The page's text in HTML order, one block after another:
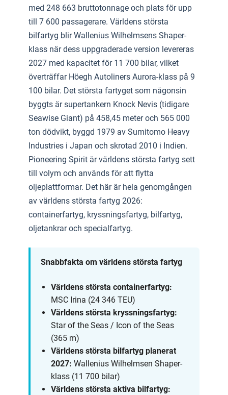
med 248 663 bruttotonnage och plats för upp
till 7 600 passagerare. Världens största
bilfartyg blir Wallenius Wilhelmsens Shaper-
klass när dess uppgraderade version levereras
2027 med kapacitet för 11 700 bilar, vilket
överträffar Höegh Autoliners Aurora-klass på 9
100 bilar. Det största fartyget som någonsin
byggts är supertankern Knock Nevis (tidigare
Seawise Giant) på 458,45 meter och 565 000
ton dödvikt, byggd 1979 av Sumitomo Heavy
Industries i Japan och skrotad 2010 i Indien.
Pioneering Spirit är världens största fartyg sett
till volym och används för att flytta
oljeplattformar. Det här är hela genomgången
av världens största fartyg 2026:
containerfartyg, kryssningsfartyg, bilfartyg,
oljetankrar och specialfartyg.
Snabbfakta om världens största fartyg
Världens största containerfartyg:
MSC Irina (24 346 TEU)
Världens största kryssningsfartyg:
Star of the Seas / Icon of the Seas
(365 m)
Världens största bilfartyg planerat
2027: Wallenius Wilhelmsen Shaper-
klass (11 700 bilar)
Världens största aktiva bilfartyg: